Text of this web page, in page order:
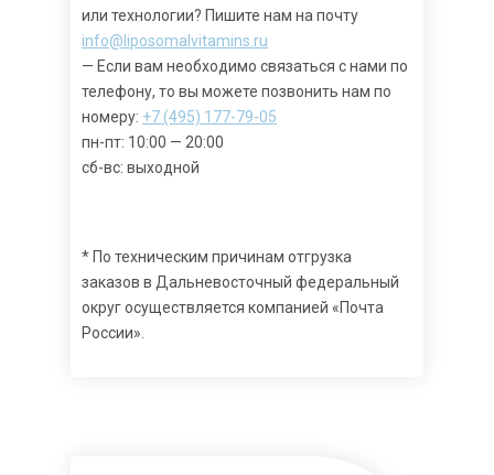
или технологии? Пишите нам на почту
info@liposomalvitamins.ru
— Если вам необходимо связаться с нами по
телефону, то вы можете позвонить нам по
номеру: +7 (495) 177-79-05
пн-пт: 10:00 — 20:00
сб-вс: выходной
* По техническим причинам отгрузка
заказов в Дальневосточный федеральный
округ осуществляется компанией «Почта
России».